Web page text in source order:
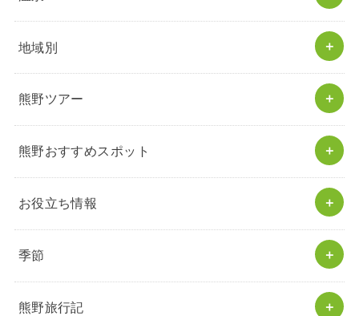
地域別
熊野ツアー
熊野おすすめスポット
お役立ち情報
季節
熊野旅行記